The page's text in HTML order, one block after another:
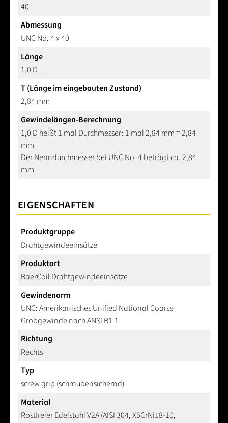
40
Abmessung
UNC No. 4 x 40
Länge
1,0 D
T (Länge im eingebauten Zustand)
2,84 mm
Gewindelängen-Berechnung
1,0 D heißt 1 mal Durchmesser: 1 mal 2,84 mm = 2,84
mm
Der Nenndurchmesser bei UNC No. 4 beträgt ca. 2,84
mm
EIGENSCHAFTEN
Produktgruppe
Drahtgewindeeinsätze
Produktart
BaerCoil Drahtgewindeeinsätze
Gewindenorm
UNC: Amerikanisches Unified National Coarse
Grobgewinde nach ANSI B1.1
Richtung
Rechts
Typ
screw grip (schraubensichernd)
Material
Rostfreier Edelstahl V2A (AISI 304, X5CrNi18-10,